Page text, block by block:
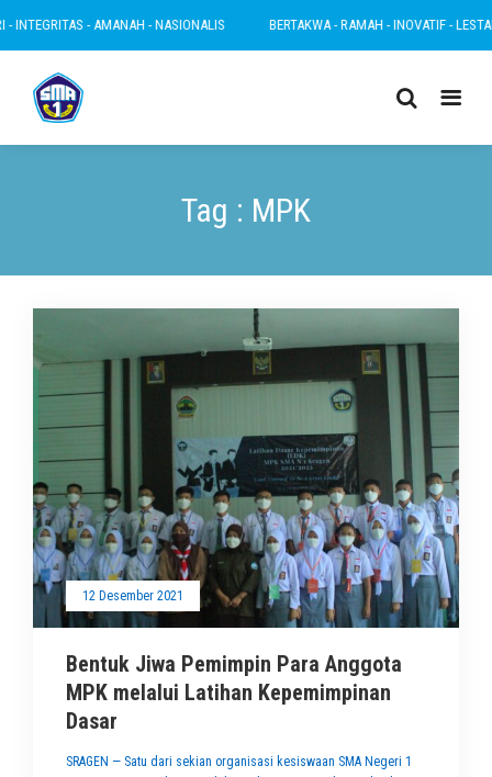
- AMANAH - NASIONALIS BERTAKWA - RAMAH - INOVATIF - LESTARI -
Tag : MPK
12 Desember 2021
Bentuk Jiwa Pemimpin Para Anggota
MPK melalui Latihan Kepemimpinan
Dasar
SRAGEN — Satu dari sekian organisasi kesiswaan SMA Negeri 1